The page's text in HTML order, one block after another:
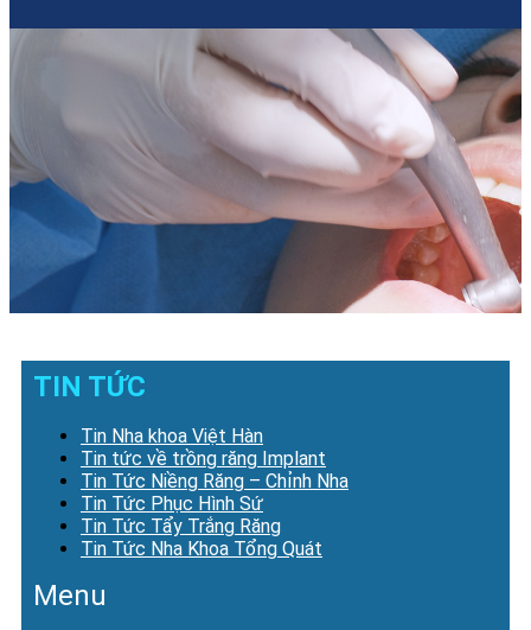
TIN TỨC
Tin Nha khoa Việt Hàn
Tin tức về trồng răng Implant
Tin Tức Niềng Răng – Chỉnh Nha
Tin Tức Phục Hình Sứ
Tin Tức Tẩy Trắng Răng
Tin Tức Nha Khoa Tổng Quát
Menu